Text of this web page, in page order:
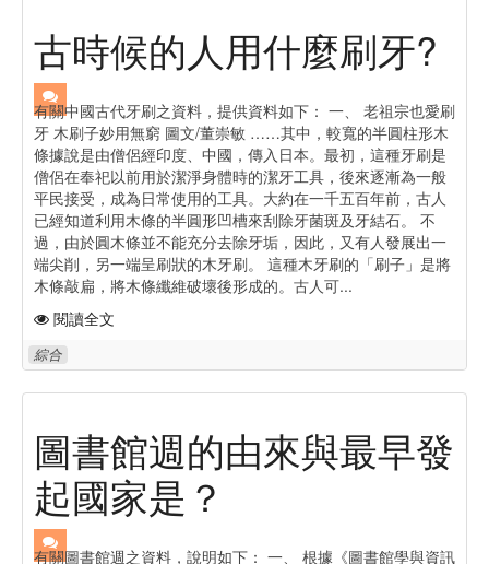
古時候的人用什麼刷牙?
有關中國古代牙刷之資料，提供資料如下： 一、 老祖宗也愛刷
牙 木刷子妙用無窮 圖文/董崇敏 ……其中，較寬的半圓柱形木
條據說是由僧侶經印度、中國，傳入日本。最初，這種牙刷是
僧侶在奉祀以前用於潔淨身體時的潔牙工具，後來逐漸為一般
平民接受，成為日常使用的工具。大約在一千五百年前，古人
已經知道利用木條的半圓形凹槽來刮除牙菌斑及牙結石。 不
過，由於圓木條並不能充分去除牙垢，因此，又有人發展出一
端尖削，另一端呈刷狀的木牙刷。 這種木牙刷的「刷子」是將
木條敲扁，將木條纖維破壞後形成的。古人可...
閱讀全文
綜合
圖書館週的由來與最早發
起國家是？
有關圖書館週之資料，說明如下： 一、 根據《圖書館學與資訊